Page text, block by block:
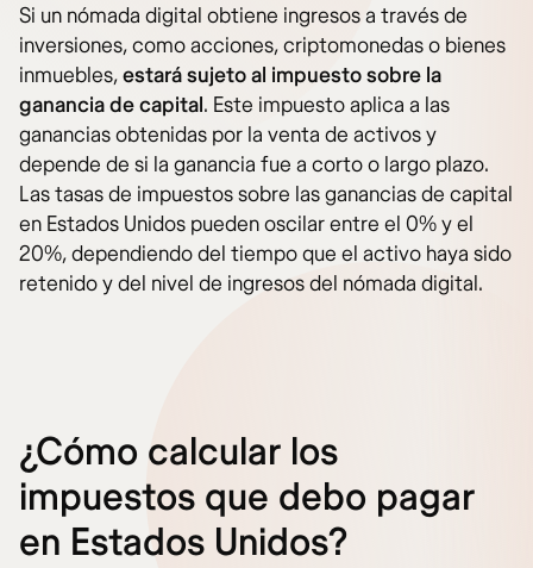
Si un nómada digital obtiene ingresos a través de
inversiones, como acciones, criptomonedas o bienes
inmuebles,estará sujeto al impuesto sobre la
ganancia de capital. Este impuesto aplica a las
ganancias obtenidas por la venta de activos y
depende de si la ganancia fue a corto o largo plazo.
Las tasas de impuestos sobre las ganancias de capital
en Estados Unidos pueden oscilar entre el 0% y el
20%, dependiendo del tiempo que el activo haya sido
retenido y del nivel de ingresos del nómada digital.
¿Cómo calcular los
impuestos que debo pagar
en Estados Unidos?